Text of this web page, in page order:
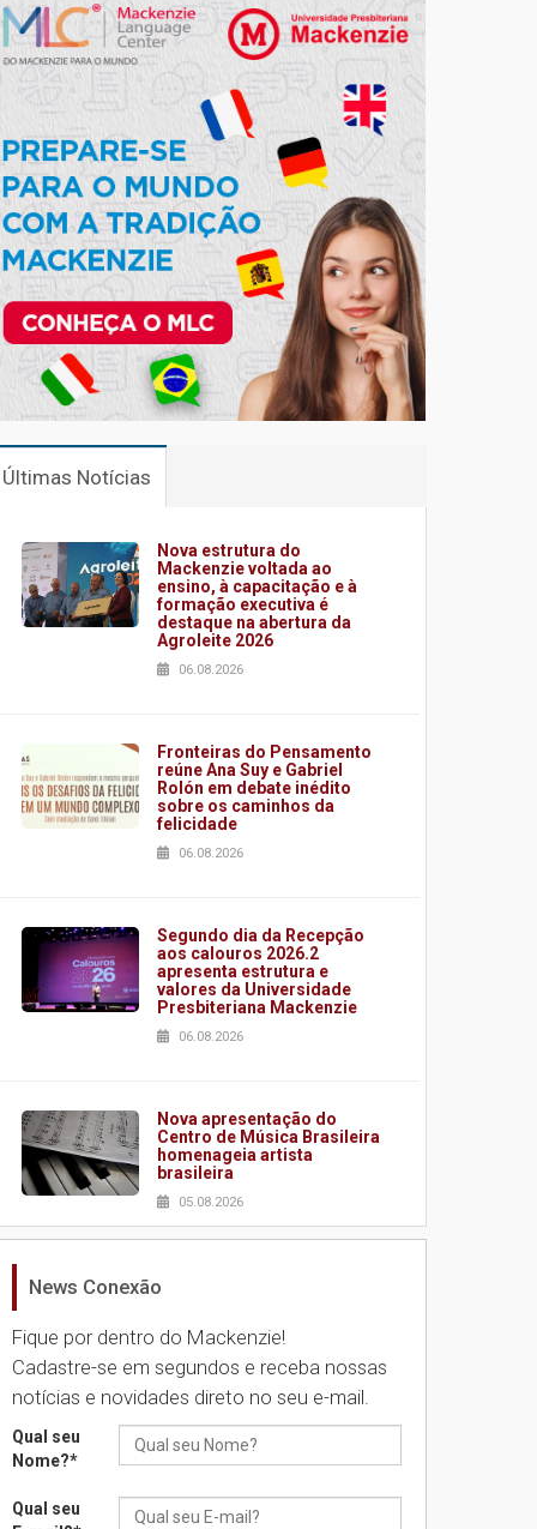
Últimas Notícias
Nova estrutura do
Mackenzie voltada ao
ensino, à capacitação e à
formação executiva é
destaque na abertura da
Agroleite 2026
06.08.2026
Fronteiras do Pensamento
reúne Ana Suy e Gabriel
Rolón em debate inédito
sobre os caminhos da
felicidade
06.08.2026
Segundo dia da Recepção
aos calouros 2026.2
apresenta estrutura e
valores da Universidade
Presbiteriana Mackenzie
06.08.2026
Nova apresentação do
Centro de Música Brasileira
homenageia artista
brasileira
05.08.2026
Universidade Mackenzie
Seminário discute desafios
das novas tecnologias em
sistemas solares
04.08.2026
News Conexão
Fique por dentro do Mackenzie!
Cadastre-se em segundos e receba nossas
notícias e novidades direto no seu e-mail.
Qual seu
Nome?*
Qual seu